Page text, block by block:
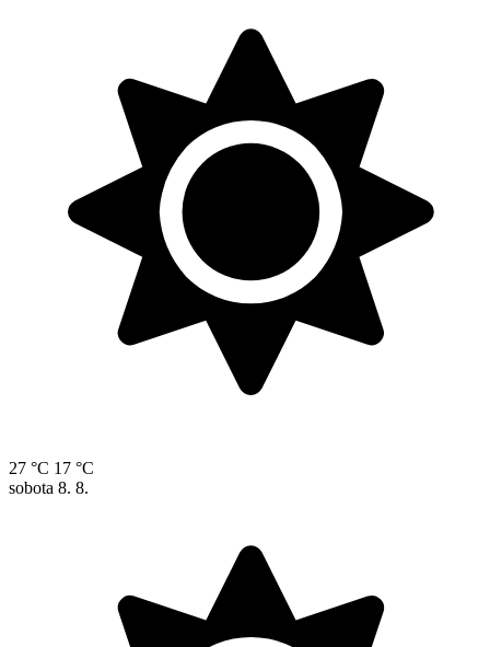
27 °C 17 °C
sobota 8. 8.